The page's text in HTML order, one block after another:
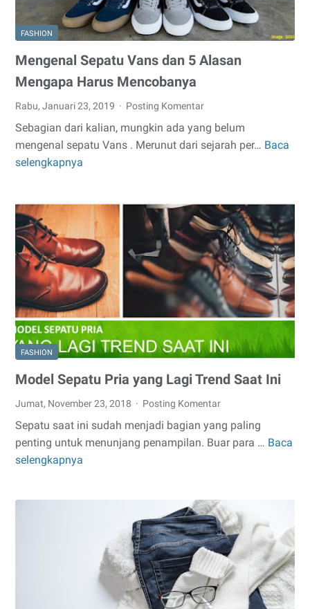
FASHION
Mengenal Sepatu Vans dan 5 Alasan
Mengapa Harus Mencobanya
Rabu, Januari 23, 2019 Posting Komentar
Sebagian dari kalian, mungkin ada yang belum
mengenal sepatu Vans . Merunut dari sejarah per… Baca
selengkapnya
Mengenal
Alasan
Mengapa
Harus
Mencobanya
FASHION
Model Sepatu Pria yang Lagi Trend Saat Ini
Jumat, November 23, 2018 Posting Komentar
Sepatu saat ini sudah menjadi bagian yang paling
penting untuk menunjang penampilan. Buar para … Baca
selengkapnya
Model
Saat